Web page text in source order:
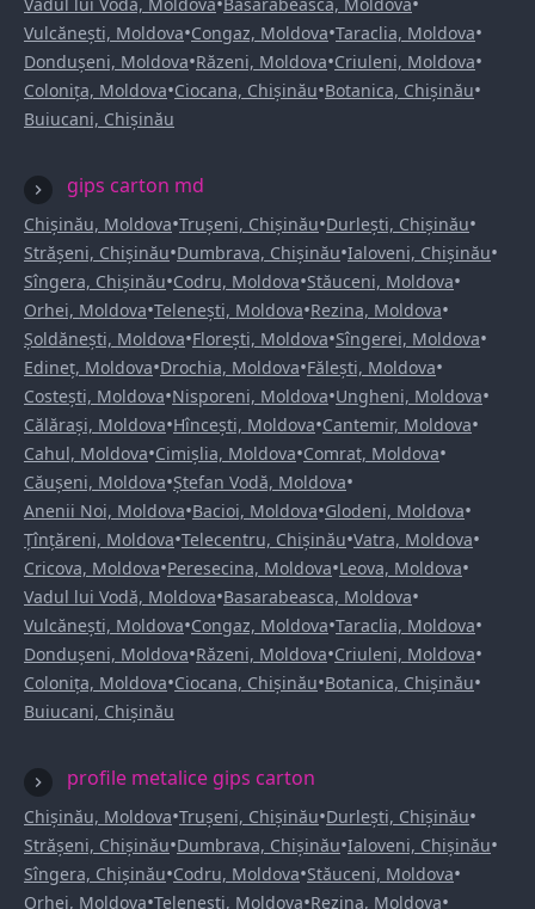
Vulcănești, Moldova•Congaz, Moldova•Taraclia, Moldova•
Dondușeni, Moldova•Răzeni, Moldova•Criuleni, Moldova•
Colonița, Moldova•Ciocana, Chișinău•Botanica, Chișinău•
Buiucani, Chișinău
gips carton md
Chișinău, Moldova•Trușeni, Chișinău•Durlești, Chișinău•
Strășeni, Chișinău•Dumbrava, Chișinău•Ialoveni, Chișinău•
Sîngera, Chișinău•Codru, Moldova•Stăuceni, Moldova•
Orhei, Moldova•Telenești, Moldova•Rezina, Moldova•
Șoldănești, Moldova•Florești, Moldova•Sîngerei, Moldova•
Edineț, Moldova•Drochia, Moldova•Fălești, Moldova•
Costești, Moldova•Nisporeni, Moldova•Ungheni, Moldova•
Călărași, Moldova•Hîncești, Moldova•Cantemir, Moldova•
Cahul, Moldova•Cimișlia, Moldova•Comrat, Moldova•
Căușeni, Moldova•Ștefan Vodă, Moldova•
Anenii Noi, Moldova•Bacioi, Moldova•Glodeni, Moldova•
Țînțăreni, Moldova•Telecentru, Chișinău•Vatra, Moldova•
Cricova, Moldova•Peresecina, Moldova•Leova, Moldova•
Vadul lui Vodă, Moldova•Basarabeasca, Moldova•
Vulcănești, Moldova•Congaz, Moldova•Taraclia, Moldova•
Dondușeni, Moldova•Răzeni, Moldova•Criuleni, Moldova•
Colonița, Moldova•Ciocana, Chișinău•Botanica, Chișinău•
Buiucani, Chișinău
profile metalice gips carton
Chișinău, Moldova•Trușeni, Chișinău•Durlești, Chișinău•
Strășeni, Chișinău•Dumbrava, Chișinău•Ialoveni, Chișinău•
Sîngera, Chișinău•Codru, Moldova•Stăuceni, Moldova•
Orhei, Moldova•Telenești, Moldova•Rezina, Moldova•